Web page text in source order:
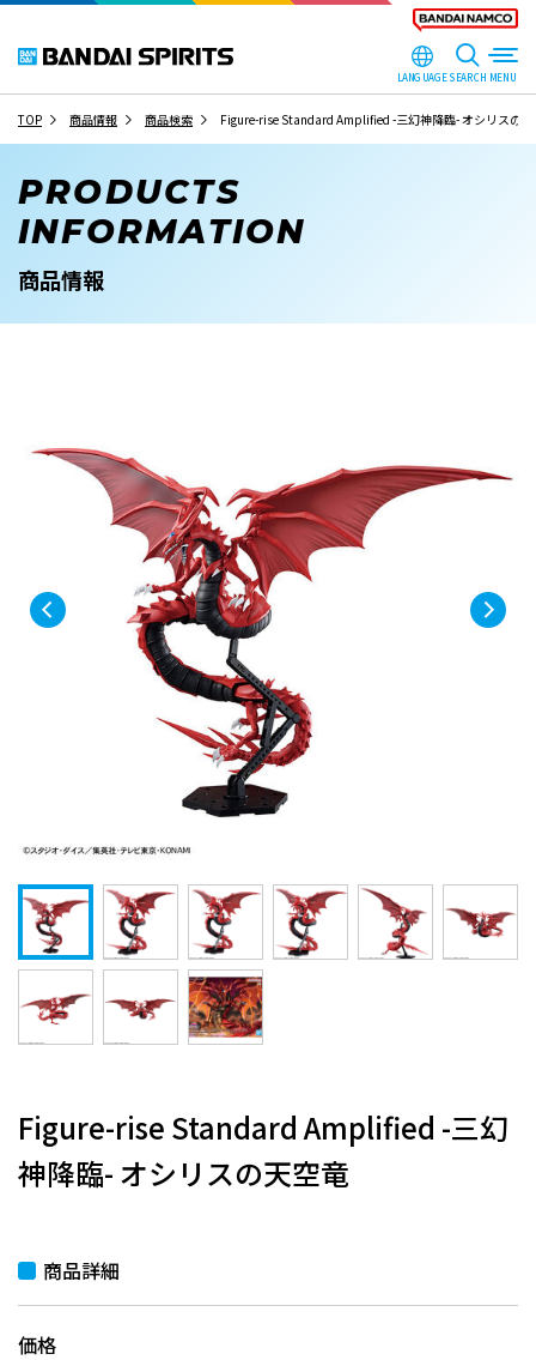
LANGUAGESEARCH
TOP 商品情報 商品検索 Figure-rise Standard Amplified -三幻神降臨- オシリスの
PRODUCTS
INFORMATION
商品情報
Figure-rise Standard Amplified -三幻
神降臨- オシリスの天空竜
商品詳細
価格